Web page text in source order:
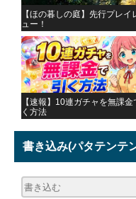
【ほの暮しの庭】先行プレイ
ュー！
【速報】10連ガチャを無課金
く方法
書き込み(パタテンテ